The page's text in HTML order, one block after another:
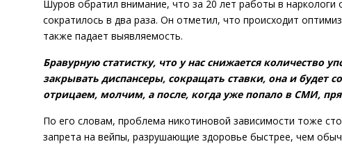
Шуров обратил внимание, что за 20 лет работы в
сократилось в два раза. Он отметил, что происходит
также падает выявляемость.
Бравурную статистку, что у нас снижается
закрывать диспансеры, сокращать ставки, она и будет
отрицаем, молчим, а после, когда уже попало в СМИ,
По его словам, проблема никотиновой зависимости тоже
запрета на вейпы, разрушающие здоровье быстрее, чем